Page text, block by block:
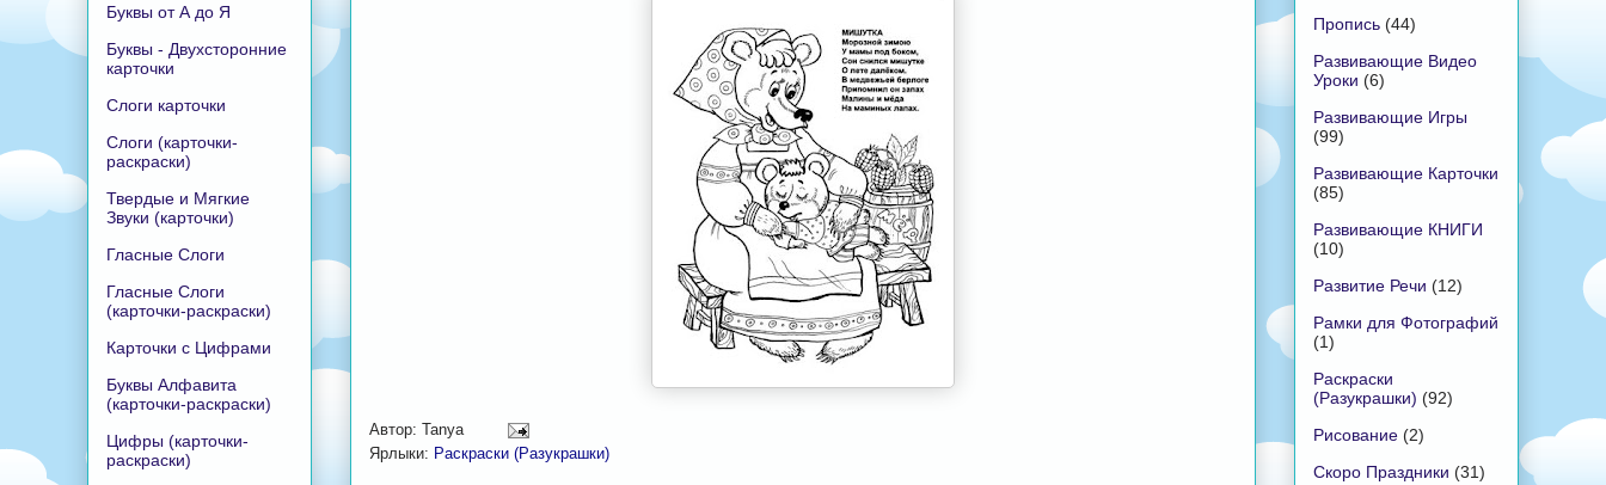
Автор: Tanya
Ярлыки: Раскраски (Разукрашки)
Буквы от А до Я
Буквы - Двухсторонние
карточки
Слоги карточки
Слоги (карточки-
раскраски)
Твердые и Мягкие
Звуки (карточки)
Гласные Слоги
Гласные Слоги
(карточки-раскраски)
Карточки с Цифрами
Буквы Алфавита
(карточки-раскраски)
Цифры (карточки-
раскраски)
Пропись (44)
Развивающие Видео
Уроки (6)
Развивающие Игры
(99)
Развивающие Карточки
(85)
Развивающие КНИГИ
(10)
Развитие Речи (12)
Рамки для Фотографий
(1)
Раскраски
(Разукрашки) (92)
Рисование (2)
Скоро Праздники (31)